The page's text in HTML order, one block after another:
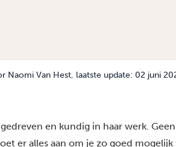
Naomi Van Hest, laatste update: 02 juni
en kundig in haar werk.
er alles aan om je zo goed mogelijk